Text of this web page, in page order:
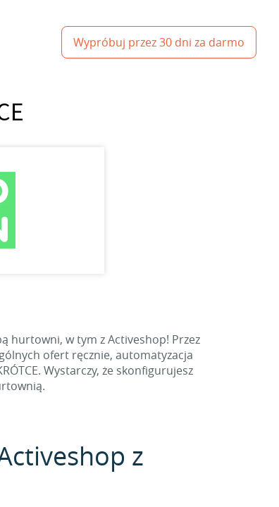
Wypróbuj przez 30 dni za darmo
hurtowni, w tym z Activeshop! Przez
ofert ręcznie, automatyzacja
Wystarczy, że skonfigurujesz
z